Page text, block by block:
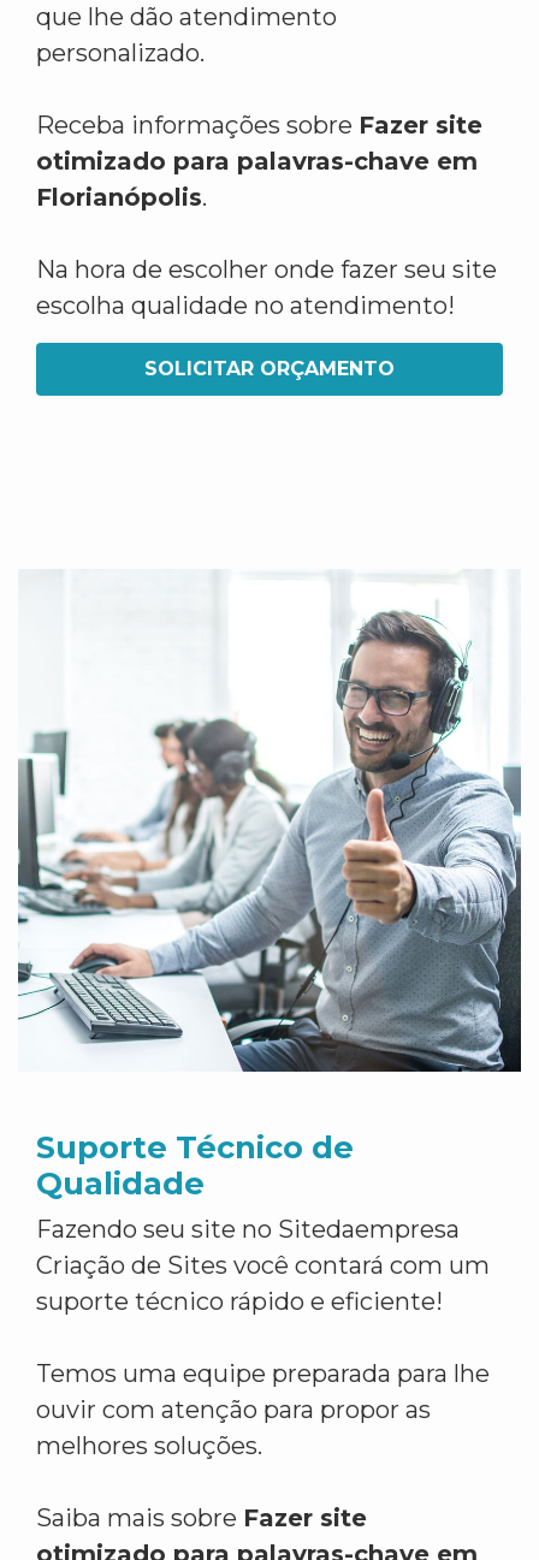
que lhe dão atendimento
personalizado.
Receba informações sobre Fazer site
otimizado para palavras-chave em
Florianópolis.
Na hora de escolher onde fazer seu site
escolha qualidade no atendimento!
SOLICITAR ORÇAMENTO
Suporte Técnico de
Qualidade
Fazendo seu site no Sitedaempresa
Criação de Sites você contará com um
suporte técnico rápido e eficiente!
Temos uma equipe preparada para lhe
ouvir com atenção para propor as
melhores soluções.
Saiba mais sobre Fazer site
otimizado para palavras-chave em